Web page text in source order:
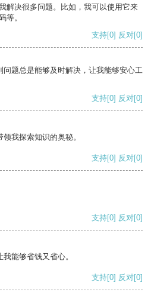
解决很多问题。比如，我可以使用它来
等。
支持[0] 反对[0]
题总是能够及时解决，让我能够安心工
支持[0] 反对[0]
我探索知识的奥秘。
支持[0] 反对[0]
支持[0] 反对[0]
能够省钱又省心。
支持[0] 反对[0]